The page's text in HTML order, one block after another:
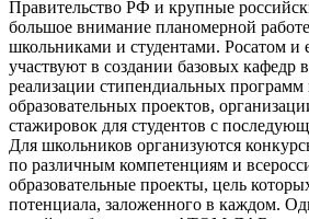
Правительство РФ и крупные
большое внимание планомерной
школьниками и студентами. Росатом и
участвуют в создании базовых кафедр
реализации стипендиальных
образовательных проектов,
стажировок для студентов с
Для школьников организуются
по различным компетенциям и
образовательные проекты, цель
потенциала, заложенного в каждом.